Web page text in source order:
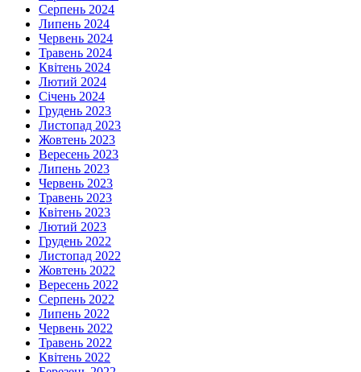
Серпень 2024
Липень 2024
Червень 2024
Травень 2024
Квітень 2024
Лютий 2024
Січень 2024
Грудень 2023
Листопад 2023
Жовтень 2023
Вересень 2023
Липень 2023
Червень 2023
Травень 2023
Квітень 2023
Лютий 2023
Грудень 2022
Листопад 2022
Жовтень 2022
Вересень 2022
Серпень 2022
Липень 2022
Червень 2022
Травень 2022
Квітень 2022